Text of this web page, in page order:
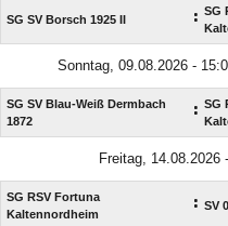
SG SV Borsch 1925 II : SG
Sonntag, 09.08.2026 -
SG SV Blau-Weiß Dermbach
1872
: SG
Freitag, 14.08.2026
SG RSV Fortuna
Kaltennordheim
: SV